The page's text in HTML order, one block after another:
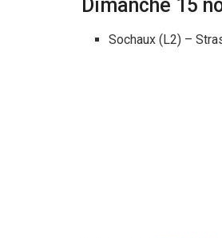
Dimanche 15
Sochaux (L2) –